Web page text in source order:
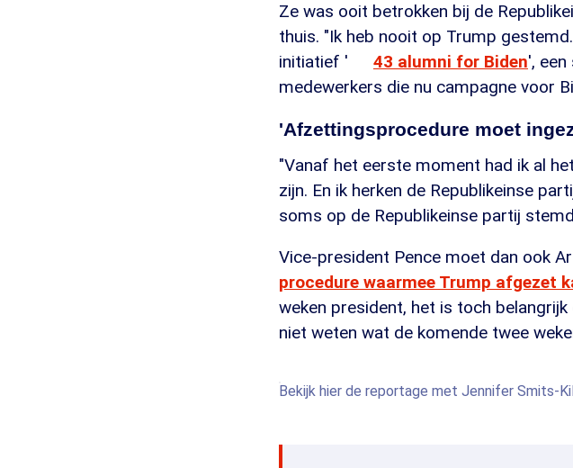
Ze was ooit betrokken bij de
thuis. "Ik heb nooit op Trump
initiatief '
43 alumni for Biden',
medewerkers die nu campagne voor
'Afzettingsprocedure moet
"Vanaf het eerste moment had ik al
zijn. En ik herken de Republikeinse
soms op de Republikeinse partij
Vice-president Pence moet dan ook
procedure waarmee Trump afgezet
weken president, het is toch
niet weten wat de komende twee
Bekijk hier de reportage met Jennifer Smits-